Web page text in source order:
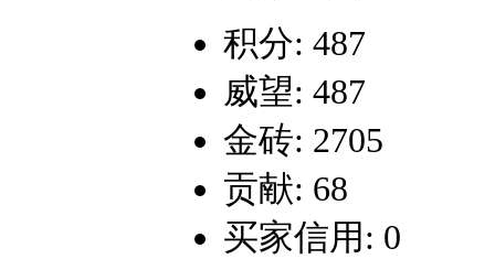
积分: 487
威望: 487
金砖: 2705
贡献: 68
买家信用: 0